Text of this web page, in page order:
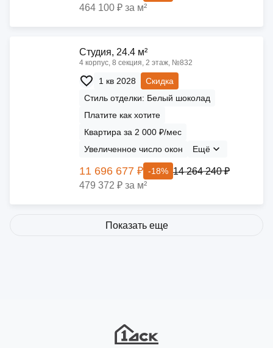
464 100 ₽ за м²
Cтудия, 24.4 м²
4 корпус, 8 секция, 2 этаж, №832
1 кв 2028
Скидка
Стиль отделки: Белый шоколад
Платите как хотите
Квартира за 2 000 ₽/мес
Увеличенное число окон
Ещё
11 696 677 ₽ -18% 14 264 240 ₽
479 372 ₽ за м²
Показать еще